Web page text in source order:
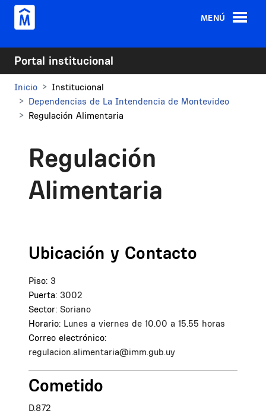
Pasar al contenido principal
MENÚ
Portal institucional
Inicio
Institucional
Dependencias de La Intendencia de Montevideo
Regulación Alimentaria
Regulación
Alimentaria
Ubicación y Contacto
Piso: 3
Puerta: 3002
Sector: Soriano
Horario: Lunes a viernes de 10.00 a 15.55 horas
Correo electrónico:
regulacion.alimentaria@imm.gub.uy
Cometido
D.872